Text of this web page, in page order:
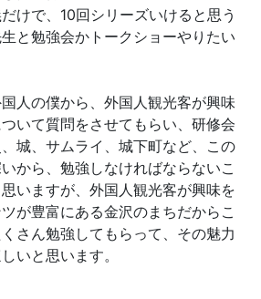
けで、10回シリーズいけると思う
生と勉強会かトークショーやりたい
人の僕から、外国人観光客が興味
いて質問をさせてもらい、研修会
城、サムライ、城下町など、この
から、勉強しなければならないこ
いますが、外国人観光客が興味を
が豊富にある金沢のまちだからこ
さん勉強してもらって、その魅力
いと思います。